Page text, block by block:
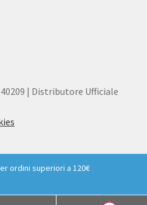
| Distributore Ufficiale
ordini superiori a 120€